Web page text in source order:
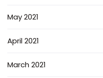
May 2021
April 2021
March 2021